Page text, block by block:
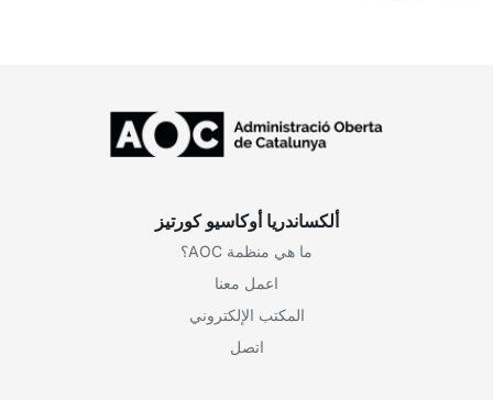
ألكساندريا أوكاسيو كورتيز
ما هي منظمة AOC؟
اعمل معنا
المكتب الإلكتروني
اتصل